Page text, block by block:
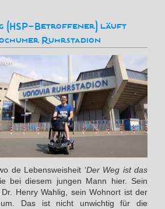
(HSP-Betroffener) läuft
Ruhrstadion
de Lebensweisheit ‘Der Weg ist das
bei diesem jungen Mann hier. Sein
Henry Wahlig, sein Wohnort ist der
Das ist nicht unwichtig für die